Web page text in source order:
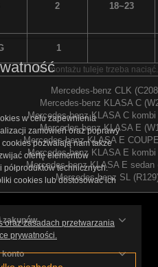
2 18~23
1
Do montażu tuleje trzeba naciąć.
Mercedes-benz CLK
Mercedes-benz KLASA C
Mercedes-benz KLASA C
Mercedes-benz KLASA E
Mercedes-benz KLASA E
Mercedes-benz KLASA E
Mercedes-benz KLASA E
Mercedes-benz SL
zakupów
konto
w celu zapewnienia
zamówień oraz poprawy
pozwalają nam także
ofertę elementów
technicznych.
cookies lub dostosować ich
oraz zasadach przetwarzania
prywatności.